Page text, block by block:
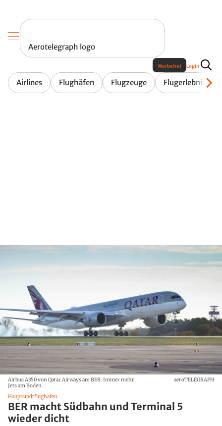
Aerotelegraph logo
Airlines Flughäfen Flugzeuge Flugerlebnis
Werbefrei Login
Airbus A350 von Qatar Airways am BER: Immer mehr
Jets am Boden.
aeroTELEGRAPH
Hauptstadtflughafen
BER macht Südbahn und Terminal 5
wieder dicht